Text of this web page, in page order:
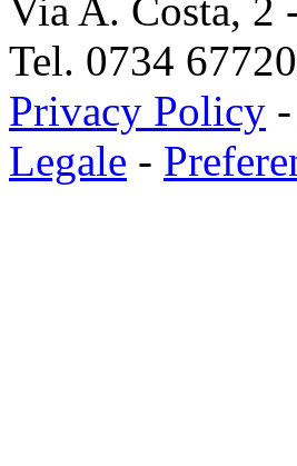
Via A. Costa, 2
Tel. 0734
Privacy Policy -
Legale -